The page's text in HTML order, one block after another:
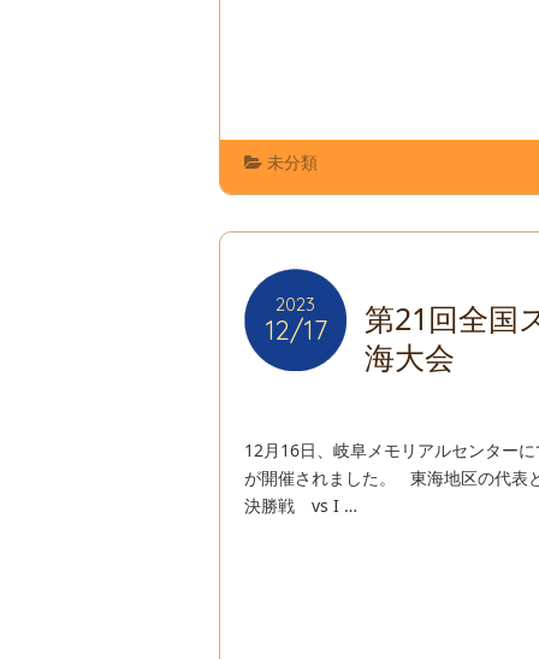
未分類
2023
12/17
2023
12/17
第21回全国
海大会
12月16日、岐阜メモリアルセンター
が開催されました。 東海地区の代表
決勝戦 vs I …